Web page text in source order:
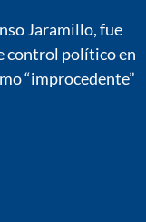
Jaramillo, fue
control político en
“improcedente”